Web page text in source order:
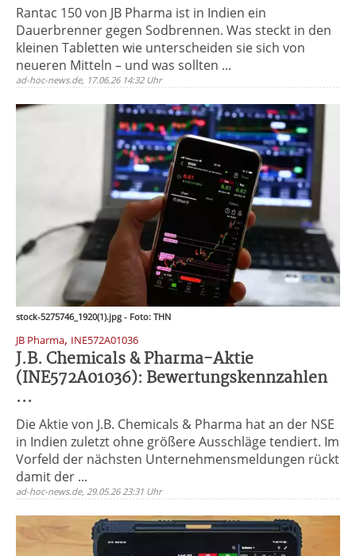
Rantac 150 von JB Pharma ist in Indien ein
Dauerbrenner gegen Sodbrennen. Was steckt in den
kleinen Tabletten wie unterscheiden sie sich von
neueren Mitteln – und was sollten ...
ad-hoc-news.de, 17.06.26 14:32 Uhr
stock-5275746_1920(1).jpg - Foto: THN
JB Pharma, INE572A01036
J.B. Chemicals & Pharma-Aktie
(INE572A01036): Bewertungskennzahlen
...
Die Aktie von J.B. Chemicals & Pharma hat an der NSE
in Indien zuletzt ohne größere Ausschläge tendiert. Im
Vorfeld der nächsten Unternehmensmeldungen rückt
damit der ...
ad-hoc-news.de, 29.05.26 23:31 Uhr